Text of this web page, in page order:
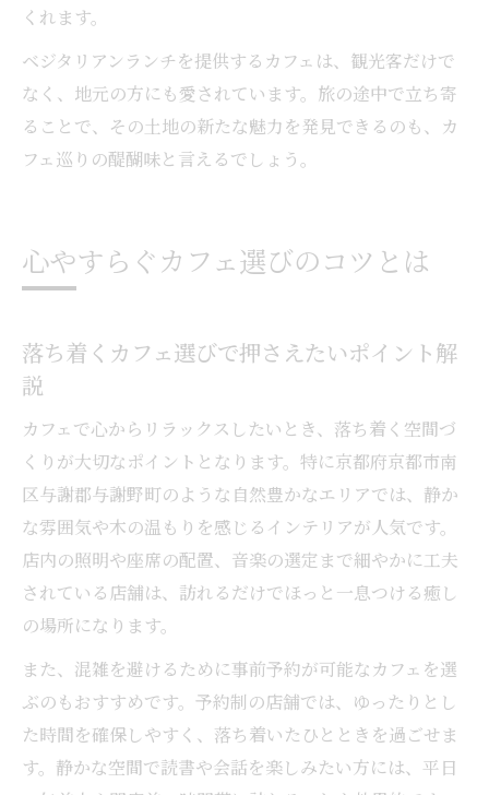
くれます。
ベジタリアンランチを提供するカフェは、観光客だけで
なく、地元の方にも愛されています。旅の途中で立ち寄
ることで、その土地の新たな魅力を発見できるのも、カ
フェ巡りの醍醐味と言えるでしょう。
心やすらぐカフェ選びのコツとは
落ち着くカフェ選びで押さえたいポイント解
説
カフェで心からリラックスしたいとき、落ち着く空間づ
くりが大切なポイントとなります。特に京都府京都市南
区与謝郡与謝野町のような自然豊かなエリアでは、静か
な雰囲気や木の温もりを感じるインテリアが人気です。
店内の照明や座席の配置、音楽の選定まで細やかに工夫
されている店舗は、訪れるだけでほっと一息つける癒し
の場所になります。
また、混雑を避けるために事前予約が可能なカフェを選
ぶのもおすすめです。予約制の店舗では、ゆったりとし
た時間を確保しやすく、落ち着いたひとときを過ごせま
す。静かな空間で読書や会話を楽しみたい方には、平日